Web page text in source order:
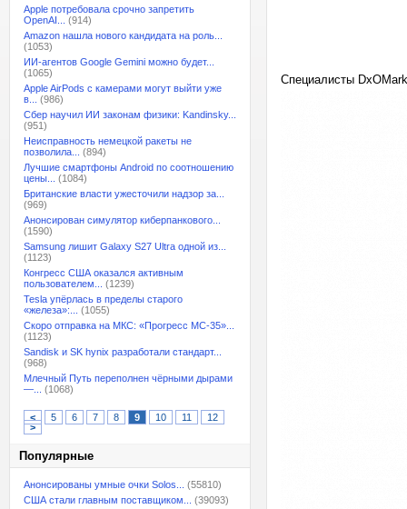
Apple потребовала срочно запретить
OpenAI...
(914)
Amazon нашла нового кандидата на роль...
(1053)
ИИ-агентов Google Gemini можно будет...
(1065)
Apple AirPods с камерами могут выйти уже
в...
(986)
Сбер научил ИИ законам физики: Kandinsky...
(951)
Неисправность немецкой ракеты не
позволила...
(894)
Лучшие смартфоны Android по соотношению
цены...
(1084)
Британские власти ужесточили надзор за...
(969)
Анонсирован симулятор киберпанкового...
(1590)
Samsung лишит Galaxy S27 Ultra одной из...
(1123)
Конгресс США оказался активным
пользователем...
(1239)
Tesla упёрлась в пределы старого
«железа»:...
(1055)
Скоро отправка на МКС: «Прогресс МС-35»...
(1123)
Sandisk и SK hynix разработали стандарт...
(968)
Млечный Путь переполнен чёрными дырами
—...
(1068)
< 5 6 7 8 9 10 11
12
>
Популярные
Анонсированы умные очки Solos...
(55810)
США стали главным поставщиком...
(39093)
Специалисты